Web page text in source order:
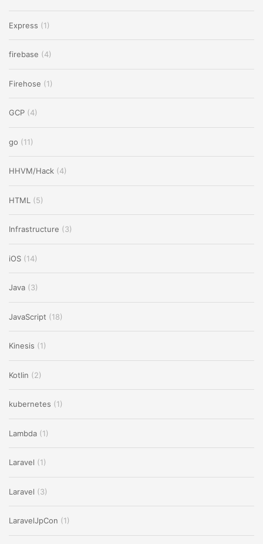
Express (1)
firebase (4)
Firehose (1)
GCP (4)
go (11)
HHVM/Hack (4)
HTML (5)
Infrastructure (3)
iOS (14)
Java (3)
JavaScript (18)
Kinesis (1)
Kotlin (2)
kubernetes (1)
Lambda (1)
Laravel (1)
Laravel (3)
LaravelJpCon (1)